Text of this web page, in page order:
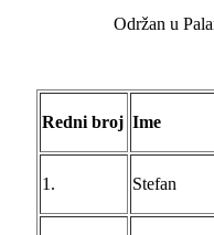
Održan u
Redni broj Ime
1. Stefan